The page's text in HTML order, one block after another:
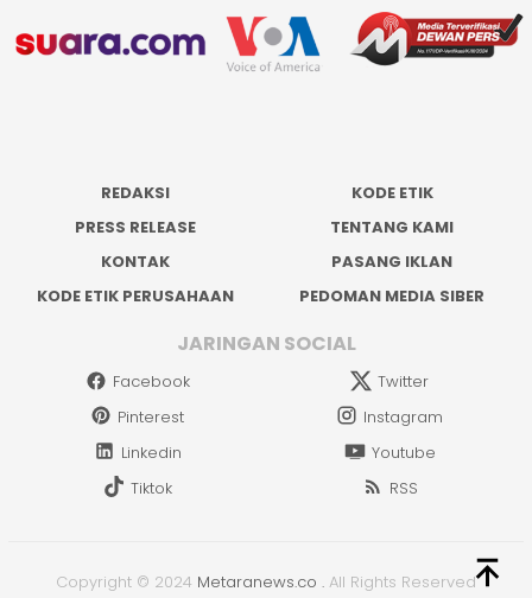
REDAKSI
KODE ETIK
PRESS RELEASE
TENTANG KAMI
KONTAK
PASANG IKLAN
KODE ETIK PERUSAHAAN
PEDOMAN MEDIA SIBER
JARINGAN SOCIAL
Facebook
Twitter
Pinterest
Instagram
Linkedin
Youtube
Tiktok
RSS
Copyright © 2024 Metaranews.co . All Rights Reserved